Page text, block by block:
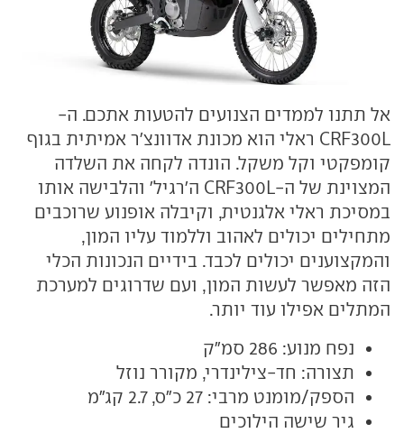
אל תתנו לממדים הצנועים להטעות אתכם. ה-
CRF300L ראלי הוא מכונת אדוונצ'ר אמיתית בגוף
קומפקטי וקל משקל. הונדה לקחה את השלדה
המצוינת של ה-CRF300L ה'רגיל' והלבישה אותו
במסיכת ראלי אלגנטית, וקיבלה אופנוע שרוכבים
מתחילים יכולים לאהוב וללמוד עליו המון,
והמקצוענים יכולים לכבד. בידיים הנכונות הכלי
הזה מאפשר לעשות המון, ועם שדרוגים למערכת
המתלים אפילו עוד יותר.
נפח מנוע: 286 סמ"ק
תצורה: חד-צילינדרי, מקורר נוזל
הספק/מומנט מרבי: 27 כ"ס, 2.7 קג"מ
גיר שישה הילוכים